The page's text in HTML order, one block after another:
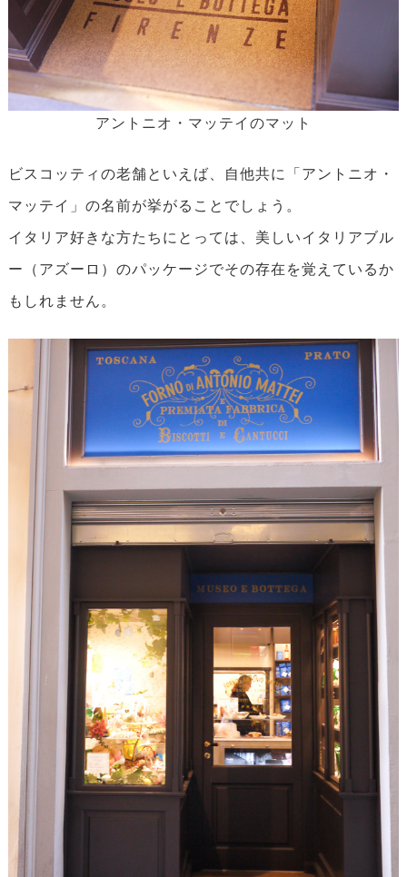
アントニオ・マッテイのマット
ビスコッティの老舗といえば、自他共に「アントニオ・
マッテイ」の名前が挙がることでしょう。
イタリア好きな方たちにとっては、美しいイタリアブル
ー（アズーロ）のパッケージでその存在を覚えているか
もしれません。